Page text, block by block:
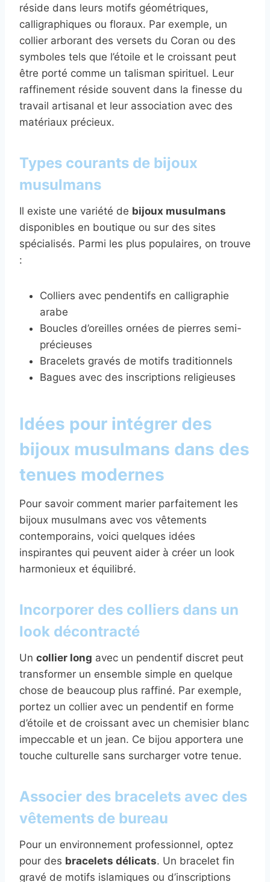
réside dans leurs motifs géométriques,
calligraphiques ou floraux. Par exemple, un
collier arborant des versets du Coran ou des
symboles tels que l’étoile et le croissant peut
être porté comme un talisman spirituel. Leur
raffinement réside souvent dans la finesse du
travail artisanal et leur association avec des
matériaux précieux.
Types courants de bijoux
musulmans
Il existe une variété de bijoux musulmans
disponibles en boutique ou sur des sites
spécialisés. Parmi les plus populaires, on trouve
:
Colliers avec pendentifs en calligraphie
arabe
Boucles d’oreilles ornées de pierres semi-
précieuses
Bracelets gravés de motifs traditionnels
Bagues avec des inscriptions religieuses
Idées pour intégrer des
bijoux musulmans dans des
tenues modernes
Pour savoir comment marier parfaitement les
bijoux musulmans avec vos vêtements
contemporains, voici quelques idées
inspirantes qui peuvent aider à créer un look
harmonieux et équilibré.
Incorporer des colliers dans un
look décontracté
Un collier long avec un pendentif discret peut
transformer un ensemble simple en quelque
chose de beaucoup plus raffiné. Par exemple,
portez un collier avec un pendentif en forme
d’étoile et de croissant avec un chemisier blanc
impeccable et un jean. Ce bijou apportera une
touche culturelle sans surcharger votre tenue.
Associer des bracelets avec des
vêtements de bureau
Pour un environnement professionnel, optez
pour des bracelets délicats. Un bracelet fin
gravé de motifs islamiques ou d’inscriptions